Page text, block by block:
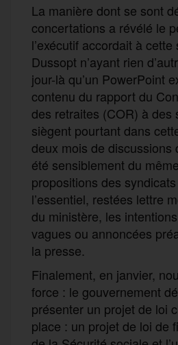
La manière dont se sont
concertations a révélé le
l’exécutif accordait à
Dussopt n’ayant rien
jour-là qu’un PowerPoint
contenu du rapport du
des retraites (COR) à des
siègent pourtant dans
deux mois de discussions
été sensiblement du
propositions des
l’essentiel, restées lettre
du ministère, les
vagues ou annoncées
la presse.
Finalement, en janvier,
force : le gouvernement
présenter un projet de loi
place : un projet de loi de